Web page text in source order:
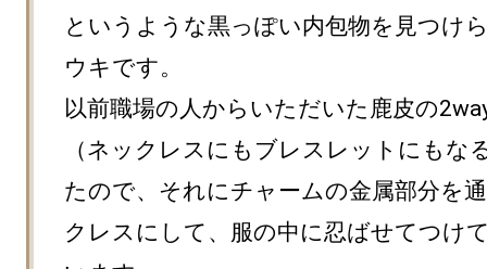
というような黒っぽい内包物を見つけ
ウキです。
以前職場の人からいただいた鹿皮の
（ネックレスにもブレスレットにもな
たので、それにチャームの金属部分を
クレスにして、服の中に忍ばせてつけ